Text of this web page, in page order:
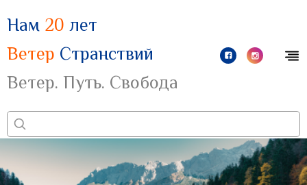
Нам 20 лет
Ветер Странствий
Ветер. Путь. Свобода